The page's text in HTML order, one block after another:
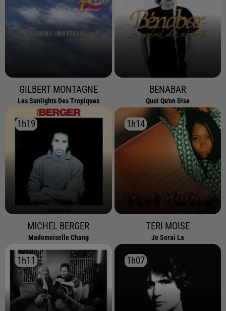
GILBERT MONTAGNE
Les Sunlights Des Tropiques
BENABAR
Quoi Qu'on Dise
1h19
1h19
MICHEL BERGER
Mademoiselle Chang
1h14
1h14
TERI MOISE
Je Serai La
1h11
1h11 1h07
1h07